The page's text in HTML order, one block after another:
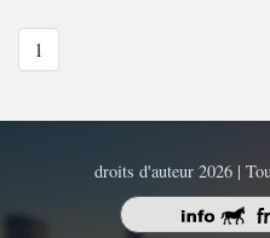
1
droits d'auteur 2026 |